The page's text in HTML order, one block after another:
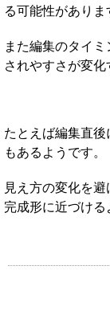
る可能性がありま
また編集のタイ
されやすさが変化
たとえば編集直
もあるようです。
見え方の変化を
完成形に近づける